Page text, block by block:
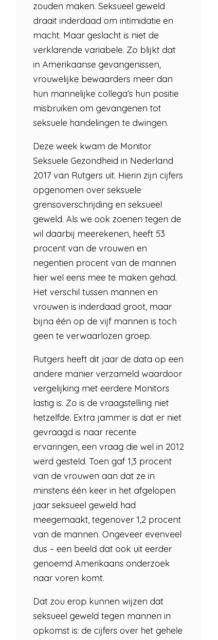
zouden maken. Seksueel geweld
draait inderdaad om intimidatie en
macht. Maar geslacht is niet de
verklarende variabele. Zo blijkt dat
in Amerikaanse gevangenissen,
vrouwelijke bewaarders meer dan
hun mannelijke collega’s hun positie
misbruiken om gevangenen tot
seksuele handelingen te dwingen.
Deze week kwam de Monitor
Seksuele Gezondheid in Nederland
2017 van Rutgers uit. Hierin zijn cijfers
opgenomen over seksuele
grensoverschrijding en seksueel
geweld. Als we ook zoenen tegen de
wil daarbij meerekenen, heeft 53
procent van de vrouwen en
negentien procent van de mannen
hier wel eens mee te maken gehad.
Het verschil tussen mannen en
vrouwen is inderdaad groot, maar
bijna één op de vijf mannen is toch
geen te verwaarlozen groep.
Rutgers heeft dit jaar de data op een
andere manier verzameld waardoor
vergelijking met eerdere Monitors
lastig is. Zo is de vraagstelling niet
hetzelfde. Extra jammer is dat er niet
gevraagd is naar recente
ervaringen, een vraag die wel in 2012
werd gesteld. Toen gaf 1,3 procent
van de vrouwen aan dat ze in
minstens één keer in het afgelopen
jaar seksueel geweld had
meegemaakt, tegenover 1,2 procent
van de mannen. Ongeveer evenveel
dus – een beeld dat ook uit eerder
genoemd Amerikaans onderzoek
naar voren komt.
Dat zou erop kunnen wijzen dat
seksueel geweld tegen mannen in
opkomst is: de cijfers over het gehele